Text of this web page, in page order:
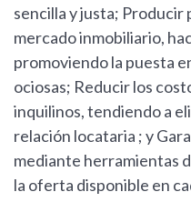
sencilla y justa; Producir
mercado inmobiliario,
promoviendo la puesta
ociosas; Reducir los
inquilinos, tendiendo a
relación locataria ; y
mediante herramientas
la oferta disponible en